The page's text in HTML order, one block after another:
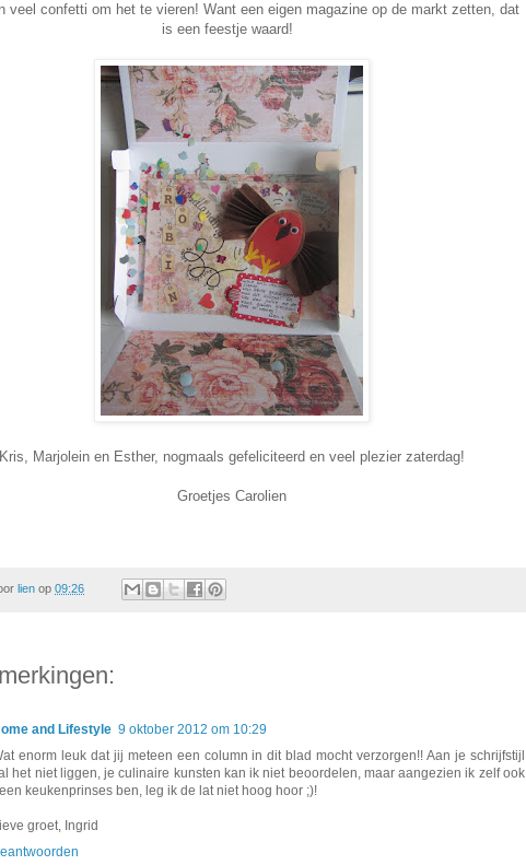
veel confetti om het te vieren! Want een eigen magazine op de markt zetten, dat
is een feestje waard!
Kris, Marjolein en Esther, nogmaals gefeliciteerd en veel plezier zaterdag!
Groetjes Carolien
lien op 09:26
and Lifestyle 9 oktober 2012 om 10:29
enorm leuk dat jij meteen een column in dit blad mocht verzorgen!! Aan je schrijfstijl
het niet liggen, je culinaire kunsten kan ik niet beoordelen, maar aangezien ik zelf ook
keukenprinses ben, leg ik de lat niet hoog hoor ;)!
groet, Ingrid